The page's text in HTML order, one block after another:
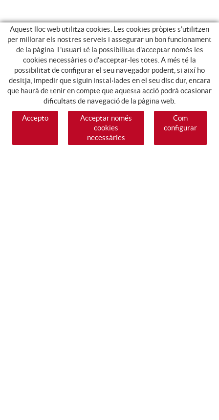
Aquest lloc web utilitza cookies. Les cookies pròpies s'utilitzen
per millorar els nostres serveis i assegurar un bon funcionament
de la pàgina. L'usuari té la possibilitat d'acceptar només les
cookies necessàries o d'acceptar-les totes. A més té la
possibilitat de configurar el seu navegador podent, si així ho
desitja, impedir que siguin instal·lades en el seu disc dur, encara
que haurà de tenir en compte que aquesta acció podrà ocasionar
dificultats de navegació de la pàgina web.
Accepto
Acceptar només
cookies
necessàries
Com
configurar